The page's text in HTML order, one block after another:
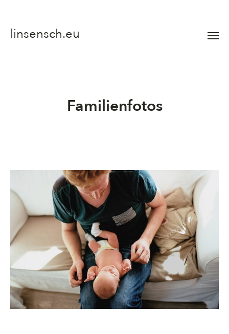
linsensch.eu
Menü
Familienfotos